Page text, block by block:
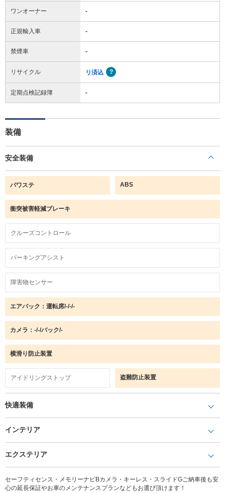
ワンオーナー -
正規輸入車 -
禁煙車 -
リサイクル リ済込
定期点検記録簿 -
装備
安全装備
パワステ ABS
衝突被害軽減ブレーキ
クルーズコントロール
パーキングアシスト
障害物センサー
エアバック：運転席/-/-/-
カメラ：-/-/バック/-
横滑り防止装置
アイドリングストップ 盗難防止装置
快適装備
インテリア
エクステリア
セーフティセンス・メモリーナビBカメラ・キーレス・スライドGご納車後も安
心の延長保証やお車のメンテナンスプランなどもお選び頂けます！